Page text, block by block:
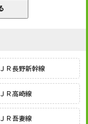
ＪＲ長野新幹線
ＪＲ高崎線
ＪＲ吾妻線